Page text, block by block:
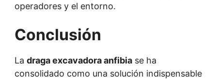
operadores y el entorno.
Conclusión
La draga excavadora anfibia se ha
consolidado como una solución indispensable